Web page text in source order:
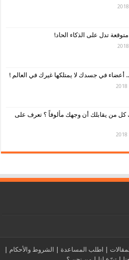
تدل على الذكاء الحاد!
أعضاء في جسدك لا يمتلكها غيرك في العالم !
من يقابلك أن وجهك مألوفاً ؟ تعرف على
المقالات اطلب المساعدة الشروط والأحكام